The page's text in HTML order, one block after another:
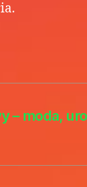
– moda,